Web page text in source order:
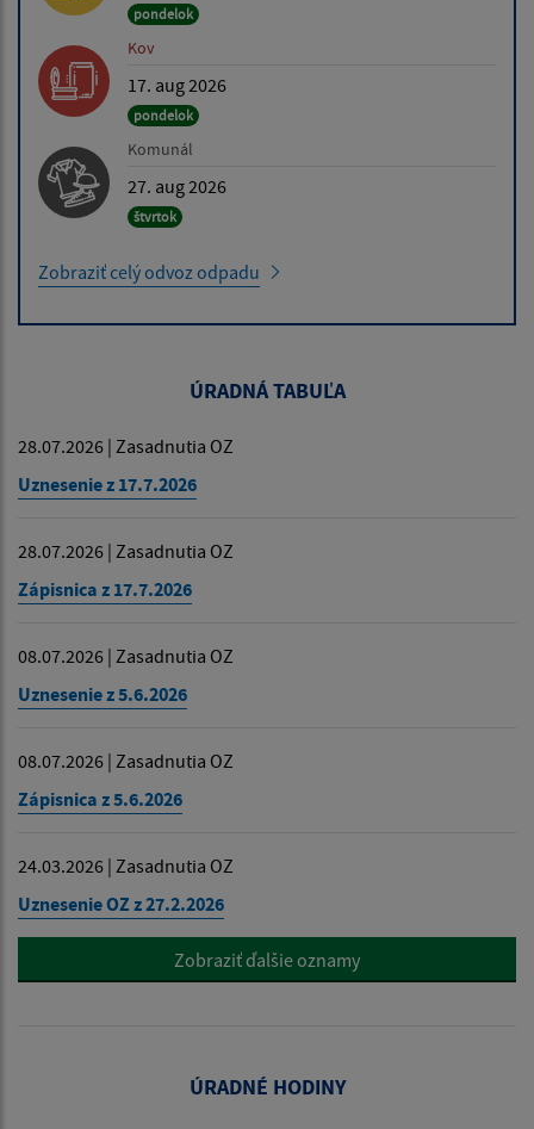
pondelok
Kov
17. aug 2026
pondelok
Komunál
27. aug 2026
štvrtok
Zobraziť celý odvoz odpadu
ÚRADNÁ TABUĽA
28.07.2026 | Zasadnutia OZ
Uznesenie z 17.7.2026
28.07.2026 | Zasadnutia OZ
Zápisnica z 17.7.2026
08.07.2026 | Zasadnutia OZ
Uznesenie z 5.6.2026
08.07.2026 | Zasadnutia OZ
Zápisnica z 5.6.2026
24.03.2026 | Zasadnutia OZ
Uznesenie OZ z 27.2.2026
Zobraziť ďalšie oznamy
ÚRADNÉ HODINY